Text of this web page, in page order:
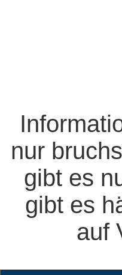
nur
gibt es
gibt es
auf